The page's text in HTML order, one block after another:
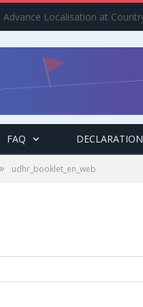
FAQ DECLARATION
» udhr_booklet_en_web